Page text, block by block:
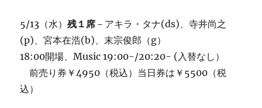
5/13（水）残１席 －アキラ・タナ(ds)、寺井尚之
(p)、宮本在浩(b)、末宗俊郎（g）
18:00開場、Music 19:00-/20:20- (入替なし）
前売り券￥4950（税込）当日券は￥5500（税
込）